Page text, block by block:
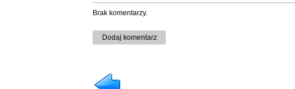
Brak komentarzy.
Dodaj komentarz